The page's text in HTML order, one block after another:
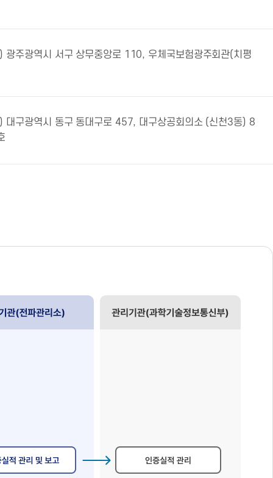
주광역시 서구 상무중앙로 110, 우체국보험광주회관(치평
구광역시 동구 동대구로 457, 대구상공회의소 (신천3동) 8